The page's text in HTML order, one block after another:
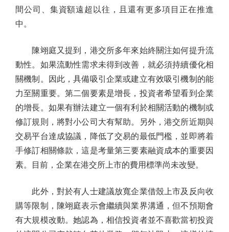
間公司、集資額遠超以往，且還有更多項目正在推進
中。
陳翊庭又提到，港交所多年來始終關注如何提升流
動性。如果流動性需求未得到改善，就必須持續優化相
關機制。因此，具備吸引企業或建立有效吸引機制的能
力至關重要。第二個要素是增長，投資者希望看到企業
的增長。如果有辦法建立一個有利於相關活動的機制或
修訂規則，將對小公司大有幫助。另外，港交所近期與
交易平台達成協議，降低了交易的最低門檻，並即將着
手修訂相關條款，這是考量第三要素融資成本的重要因
素。目前，企業在港交所上市的費用標準尚未改變。
此外，對於有人士建議放寬企業借殼上市及反向收
購等限制，陳翊庭表示會繼續與業界溝通，但不預期會
有大規模改動。她認為，相信投資者並不喜歡當初投資